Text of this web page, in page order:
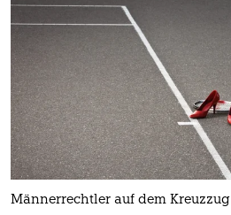
Männerrechtler auf dem Kreuzzug